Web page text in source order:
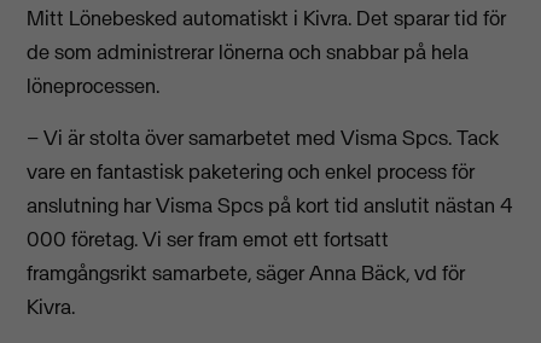
Mitt Lönebesked automatiskt i Kivra. Det sparar tid för
de som administrerar lönerna och snabbar på hela
löneprocessen.
– Vi är stolta över samarbetet med Visma Spcs. Tack
vare en fantastisk paketering och enkel process för
anslutning har Visma Spcs på kort tid anslutit nästan 4
000 företag. Vi ser fram emot ett fortsatt
framgångsrikt samarbete, säger Anna Bäck, vd för
Kivra.